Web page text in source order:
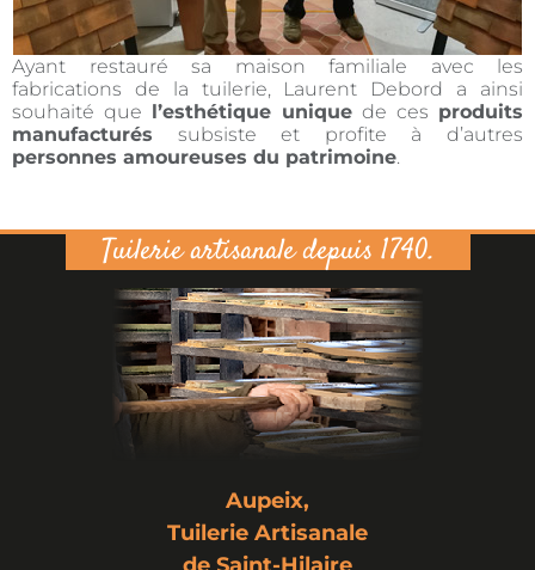
Ayant restauré sa maison familiale avec les
fabrications de la tuilerie, Laurent Debord a ainsi
souhaité que l’esthétique unique de ces produits
manufacturés subsiste et profite à d’autres
personnes amoureuses du patrimoine.
Tuilerie artisanale depuis 1740.
Aupeix,
Tuilerie Artisanale